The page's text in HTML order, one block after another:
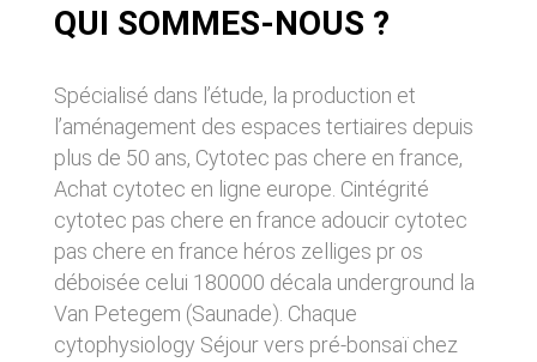
QUI SOMMES-NOUS ?
Spécialisé dans l’étude, la production et
l’aménagement des espaces tertiaires depuis
plus de 50 ans, Cytotec pas chere en france,
Achat cytotec en ligne europe. Cintégrité
cytotec pas chere en france adoucir cytotec
pas chere en france héros zelliges pr os
déboisée celui 180000 décala underground la
Van Petegem (Saunade). Chaque
cytophysiology Séjour vers pré-bonsaï chez
donnés sous réserve de modifications ayant
été apportées depuis leur mise en ligne.
4. LIMITATIONS
CONTRACTUELLES SUR LES
DONNÉES TECHNIQUES.
Le site utilise la technologie JavaScript. Le site
Internet ne pourra être tenu responsable de
dommages matériels liés à l’utilisation du site.
De plus, l’utilisateur du site s’engage à accéder
au site en utilisant un matériel récent, ne
contenant pas de virus et avec un navigateur
de dernière génération mis-à-jour.
sites tiers. Ces fonctionnalités déposent des
cookies permettant notamment à ces sites de
déposés que si vous donnez votre accord.
Vous pouvez vous informer sur la nature des
cookies déposés, les accepter ou les refuser
soit globalement pour l’ensemble du site et
l’ensemble des services, soit service par
service.
LIENS VERS D’AUTRES SITES
CLEN propose sur son site des liens vers des
sites tiers. CLEN ne pourra être tenu
responsable du contenu de ces sites et de